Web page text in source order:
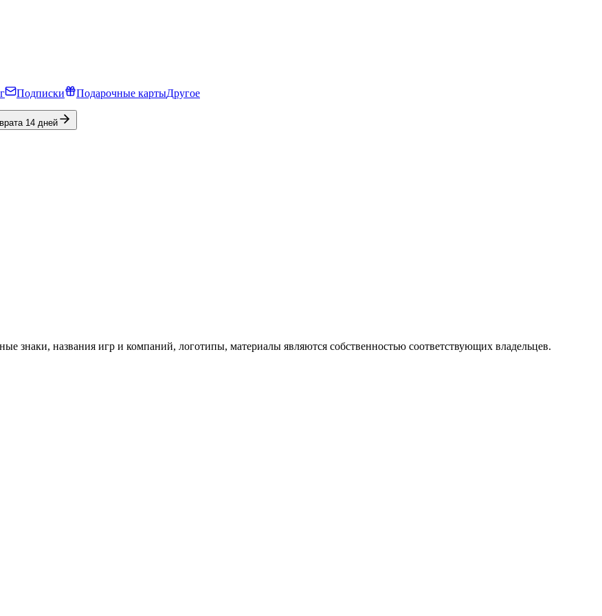
Подписки Подарочные картыДругое
14 дней
знаки, названия игр и компаний, логотипы, материалы являются собственностью соответствующих владельцев.